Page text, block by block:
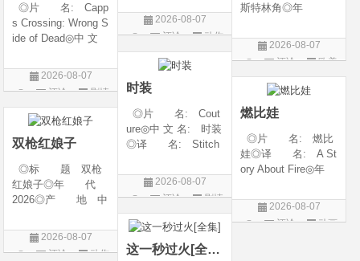
&amp;middot;绝密任
务◎年 代: 202
大陆◎类 别:
动作 / 战争 / 犯
2026-08-07
评论
动作
片
斯特林角◎年
地: 美国◎类
别: 剧情◎语
期: 2026-08-05(美
国)◎IMDb评分: 6
2026-08-07
评论
欧美
剧
◎片 名: Capp
s Crossing: Wrong S
ide of Dead◎中 文
死亡的反面◎年
代: 2026◎产
别: 剧情 / 悬疑 / 惊
悚 / 犯罪◎语
2026-08-07
评论
剧情
片
时装
◎片 名: Cout
ure◎中 文 名: 时装
◎译 名: Stitch
(台)◎年 代: 20
25◎产 地: 法
剧情◎语 言:
法语 /
2026-08-07
评论
剧情
片
燃比娃
◎片 名: 燃比
娃◎译 名: A St
ory About Fire◎年
地: 中国大陆◎
类 别: 动画 / 奇
2026-08-07
评论
动画
双枪红娘子
◎标 题 双枪
红娘子◎年 代
2026◎产 地 中
剧情 / 动作 / 战争◎
上映日期 2026-08-
2026-08-07
评论
动作
这一秒过火[全集]